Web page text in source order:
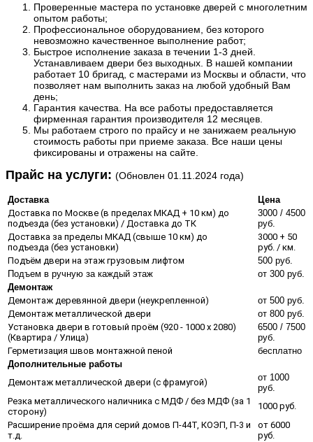
Проверенные мастера по установке дверей с многолетним
опытом работы;
Профессиональное оборудованием, без которого
невозможно качественное выполнение работ;
Быстрое исполнение заказа в течении 1-3 дней.
Устанавливаем двери без выходных. В нашей компании
работает 10 бригад, с мастерами из Москвы и области, что
позволяет нам выполнить заказ на любой удобный Вам
день;
Гарантия качества. На все работы предоставляется
фирменная гарантия производителя 12 месяцев.
Мы работаем строго по прайсу и не занижаем реальную
стоимость работы при приеме заказа. Все наши цены
фиксированы и отражены на сайте.
​Прайс на услуги: (Обновлен 01.11.2024 года)
Доставка
Цена
Доставка по Москве (в пределах МКАД + 10 км) до
подъезда (без установки) / Доставка до ТК
3000 / 4500
руб.
Доставка за пределы МКАД (свыше 10 км) до
подъезда (без установки)
3000 + 50
руб. / км.
Подъём двери на этаж грузовым лифтом
500 руб.
Подъем в ручную за каждый этаж
от 300 руб.
Демонтаж
Демонтаж деревянной двери (неукрепленной)
от 500 руб.
Демонтаж металлической двери
от 800 руб.
Установка двери в готовый проём (920 - 1000 х 2080)
(Квартира / Улица)
6500 / 7500
руб.
Герметизация швов монтажной пеной
бесплатно
Дополнительные работы
Демонтаж металлической двери (с фрамугой)
от 1000
руб.
Резка металлического наличника с МДФ / без МДФ (за 1
сторону)
1000 руб.
Расширение проёма для серий домов П-44Т, КОЭП, П-3 и
т.д.
от 6000
руб.